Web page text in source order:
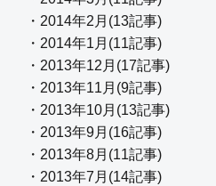
・2014年2月(13記事)
・2014年1月(11記事)
・2013年12月(17記事)
・2013年11月(9記事)
・2013年10月(13記事)
・2013年9月(16記事)
・2013年8月(11記事)
・2013年7月(14記事)